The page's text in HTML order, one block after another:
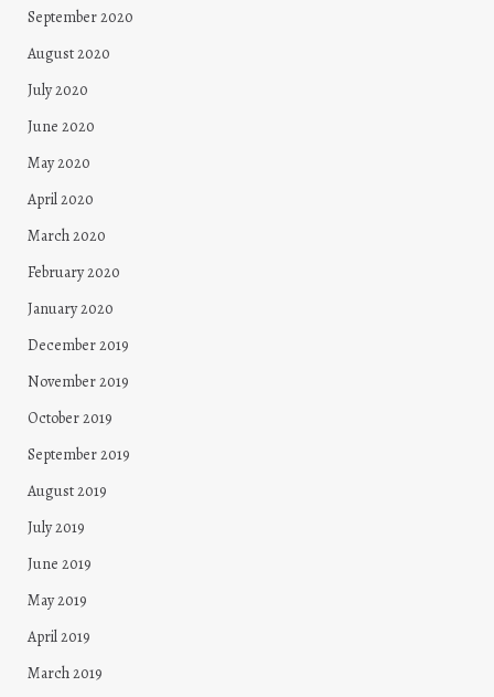
September 2020
August 2020
July 2020
June 2020
May 2020
April 2020
March 2020
February 2020
January 2020
December 2019
November 2019
October 2019
September 2019
August 2019
July 2019
June 2019
May 2019
April 2019
March 2019